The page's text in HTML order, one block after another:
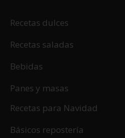
Recetas dulces
Recetas saladas
Bebidas
Panes y masas
Recetas para Navidad
Básicos repostería